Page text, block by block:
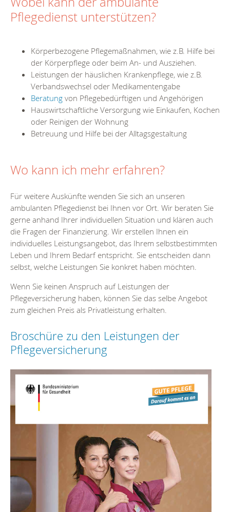
Pflegedienst unterstützen?
Körperbezogene Pflegemaßnahmen, wie z.B. Hilfe bei
der Körperpflege oder beim An- und Ausziehen.
Leistungen der häuslichen Krankenpflege, wie z.B.
Verbandswechsel oder Medikamentengabe
Beratung von Pflegebedürftigen und Angehörigen
Hauswirtschaftliche Versorgung wie Einkaufen, Kochen
oder Reinigen der Wohnung
Betreuung und Hilfe bei der Alltagsgestaltung
Wo kann ich mehr erfahren?
Für weitere Auskünfte wenden Sie sich an unseren
ambulanten Pflegedienst bei Ihnen vor Ort. Wir beraten Sie
gerne anhand Ihrer individuellen Situation und klären auch
die Fragen der Finanzierung. Wir erstellen Ihnen ein
individuelles Leistungsangebot, das Ihrem selbstbestimmten
Leben und Ihrem Bedarf entspricht. Sie entscheiden dann
selbst, welche Leistungen Sie konkret haben möchten.
Wenn Sie keinen Anspruch auf Leistungen der
Pflegeversicherung haben, können Sie das selbe Angebot
zum gleichen Preis als Privatleistung erhalten.
Broschüre zu den Leistungen der
Pflegeversicherung